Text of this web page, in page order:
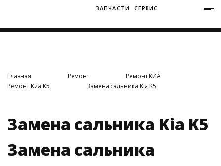
ЗАПЧАСТИ СЕРВИС
Главная Ремонт
Ремонт КИА
Ремонт Киа К5
Замена сальника Kia K5
Замена сальника Kia K5
Замена сальника